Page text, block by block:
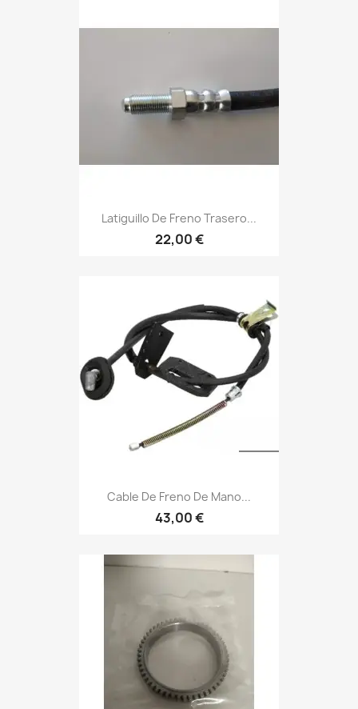
Latiguillo De Freno Trasero...
22,00 €
Cable De Freno De Mano...
43,00 €